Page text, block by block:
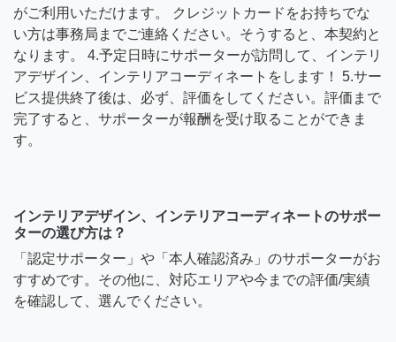
がご利用いただけます。 クレジットカードをお持ちでな
い方は事務局までご連絡ください。そうすると、本契約と
なります。 4.予定日時にサポーターが訪問して、インテリ
アデザイン、インテリアコーディネートをします！ 5.サー
ビス提供終了後は、必ず、評価をしてください。評価まで
完了すると、サポーターが報酬を受け取ることができま
す。
インテリアデザイン、インテリアコーディネートのサポー
ターの選び方は？
「認定サポーター」や「本人確認済み」のサポーターがお
すすめです。その他に、対応エリアや今までの評価/実績
を確認して、選んでください。